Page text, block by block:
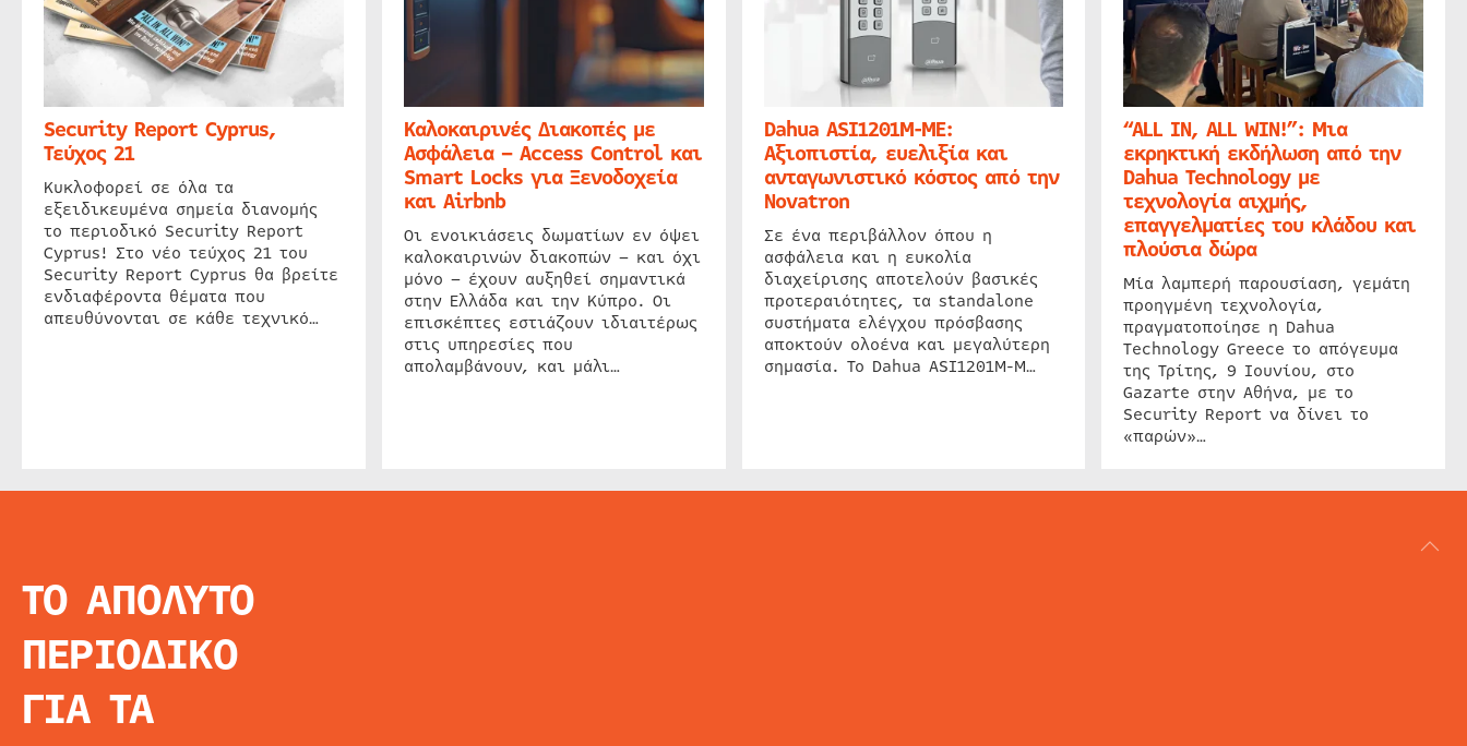
Security Report Cyprus,
Τεύχος 21
Κυκλοφορεί σε όλα τα
εξειδικευμένα σημεία διανομής
το περιοδικό Security Report
Cyprus! Στο νέο τεύχος 21 του
Security Report Cyprus θα βρείτε
ενδιαφέροντα θέματα που
απευθύνονται σε κάθε τεχνικό…
Καλοκαιρινές Διακοπές με
Ασφάλεια – Access Control και
Smart Locks για Ξενοδοχεία
και Airbnb
Οι ενοικιάσεις δωματίων εν όψει
καλοκαιρινών διακοπών – και όχι
μόνο – έχουν αυξηθεί σημαντικά
στην Ελλάδα και την Κύπρο. Οι
επισκέπτες εστιάζουν ιδιαιτέρως
στις υπηρεσίες που
απολαμβάνουν, και μάλι…
Dahua ASI1201M-ME:
Αξιοπιστία, ευελιξία και
ανταγωνιστικό κόστος από την
Novatron
Σε ένα περιβάλλον όπου η
ασφάλεια και η ευκολία
διαχείρισης αποτελούν βασικές
προτεραιότητες, τα standalone
συστήματα ελέγχου πρόσβασης
αποκτούν ολοένα και μεγαλύτερη
σημασία. Το Dahua ASI1201M-M…
“ALL IN, ALL WIN!”: Μια
εκρηκτική εκδήλωση από την
Dahua Technology με
τεχνολογία αιχμής,
επαγγελματίες του κλάδου και
πλούσια δώρα
Μία λαμπερή παρουσίαση, γεμάτη
προηγμένη τεχνολογία,
πραγματοποίησε η Dahua
Technology Greece το απόγευμα
της Τρίτης, 9 Ιουνίου, στο
Gazarte στην Αθήνα, με το
Security Report να δίνει το
«παρών»…
ΤΟ ΑΠΟΛΥΤΟ
ΠΕΡΙΟΔΙΚΟ
ΓΙΑ ΤΑ